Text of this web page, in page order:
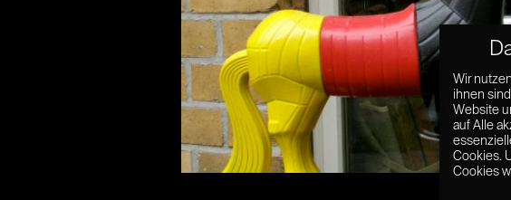
Wir
ihnen
Website
auf Alle
Cookies.
Cookies